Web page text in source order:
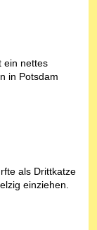
ein nettes
in Potsdam
als Drittkatze
einziehen.